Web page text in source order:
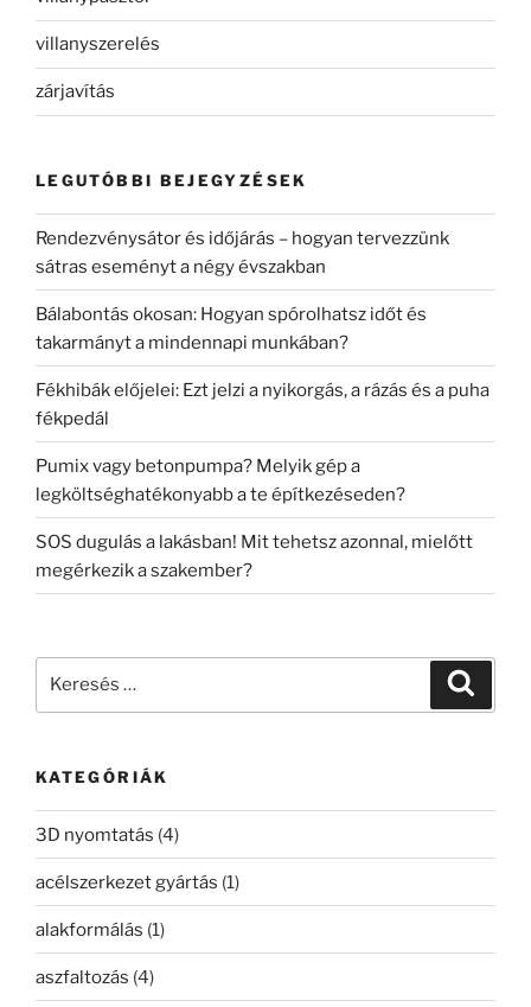
villanyszerelés
zárjavítás
LEGUTÓBBI BEJEGYZÉSEK
Rendezvénysátor és időjárás – hogyan tervezzünk
sátras eseményt a négy évszakban
Bálabontás okosan: Hogyan spórolhatsz időt és
takarmányt a mindennapi munkában?
Fékhibák előjelei: Ezt jelzi a nyikorgás, a rázás és a puha
fékpedál
Pumix vagy betonpumpa? Melyik gép a
legköltséghatékonyabb a te építkezéseden?
SOS dugulás a lakásban! Mit tehetsz azonnal, mielőtt
megérkezik a szakember?
KATEGÓRIÁK
3D nyomtatás (4)
acélszerkezet gyártás (1)
alakformálás (1)
aszfaltozás (4)